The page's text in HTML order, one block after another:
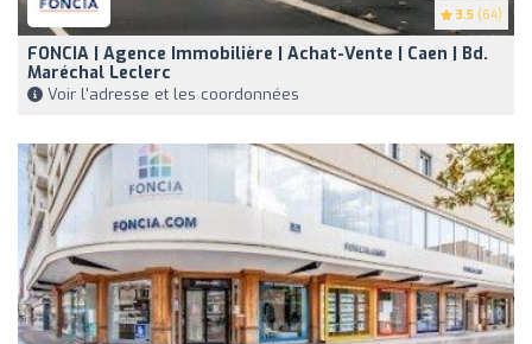
3.5 (64)
FONCIA | Agence Immobilière | Achat-Vente | Caen | Bd.
Maréchal Leclerc
Voir l'adresse et les coordonnées